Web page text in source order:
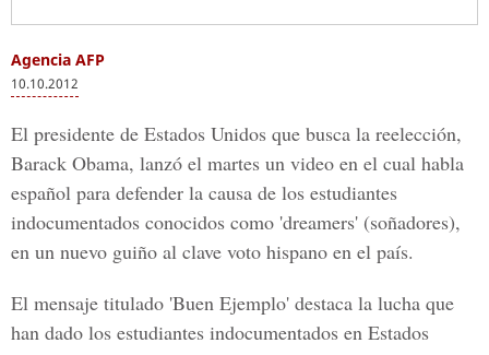
Agencia AFP
10.10.2012
El presidente de Estados Unidos que busca la reelección,
Barack Obama, lanzó el martes un video en el cual habla
español para defender la causa de los estudiantes
indocumentados conocidos como 'dreamers' (soñadores),
en un nuevo guiño al clave voto hispano en el país.
El mensaje titulado 'Buen Ejemplo' destaca la lucha que
han dado los estudiantes indocumentados en Estados